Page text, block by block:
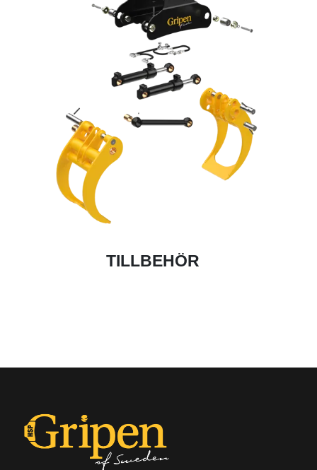
TILLBEHÖR